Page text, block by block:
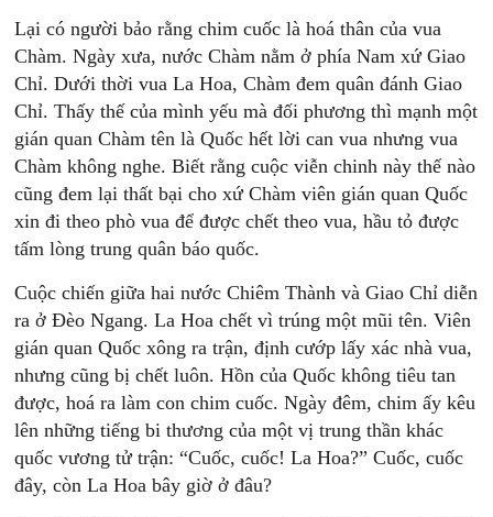
Lại có người bảo rằng chim cuốc là hoá thân của vua
Chàm. Ngày xưa, nước Chàm nằm ở phía Nam xứ Giao
Chỉ. Dưới thời vua La Hoa, Chàm đem quân đánh Giao
Chỉ. Thấy thế của mình yếu mà đối phương thì mạnh một
gián quan Chàm tên là Quốc hết lời can vua nhưng vua
Chàm không nghe. Biết rằng cuộc viễn chinh này thế nào
cũng đem lại thất bại cho xứ Chàm viên gián quan Quốc
xin đi theo phò vua để được chết theo vua, hầu tỏ được
tấm lòng trung quân báo quốc.
Cuộc chiến giữa hai nước Chiêm Thành và Giao Chỉ diễn
ra ở Đèo Ngang. La Hoa chết vì trúng một mũi tên. Viên
gián quan Quốc xông ra trận, định cướp lấy xác nhà vua,
nhưng cũng bị chết luôn. Hồn của Quốc không tiêu tan
được, hoá ra làm con chim cuốc. Ngày đêm, chim ấy kêu
lên những tiếng bi thương của một vị trung thần khác
quốc vương tử trận: “Cuốc, cuốc! La Hoa?” Cuốc, cuốc
đây, còn La Hoa bây giờ ở đâu?